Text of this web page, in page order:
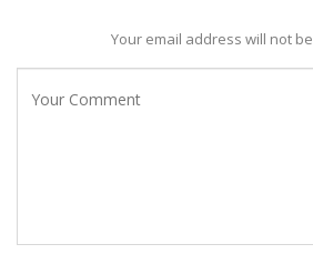
Your email address will not